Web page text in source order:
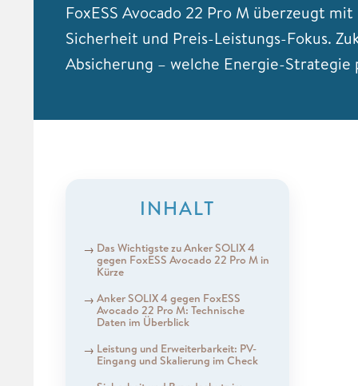
FoxESS Avocado 22 Pro M überzeugt mit
Sicherheit und Preis-Leistungs-Fokus.
Absicherung – welche Energie-Strategie
INHALT
Das Wichtigste zu Anker SOLIX 4
gegen FoxESS Avocado 22 Pro M in
Kürze
Anker SOLIX 4 gegen FoxESS
Avocado 22 Pro M: Technische
Daten im Überblick
Leistung und Erweiterbarkeit: PV-
Eingang und Skalierung im Check